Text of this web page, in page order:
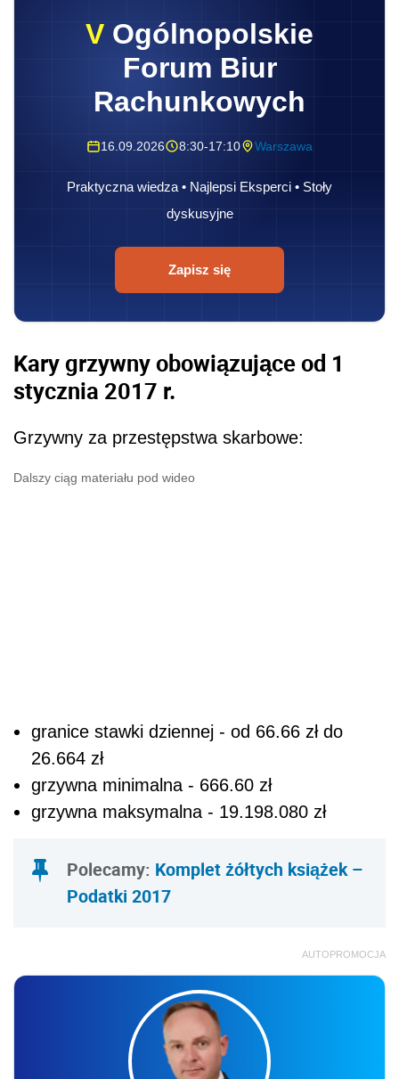
V Ogólnopolskie
Forum Biur
Rachunkowych
16.09.2026 8:30-17:10 Warszawa
Praktyczna wiedza • Najlepsi Eksperci • Stoły
dyskusyjne
Zapisz się
Kary grzywny obowiązujące od 1
stycznia 2017 r.
Grzywny za przestępstwa skarbowe:
Dalszy ciąg materiału pod wideo
granice stawki dziennej - od 66.66 zł do
26.664 zł
grzywna minimalna - 666.60 zł
grzywna maksymalna - 19.198.080 zł
Polecamy: Komplet żółtych książek –
Podatki 2017
AUTOPROMOCJA